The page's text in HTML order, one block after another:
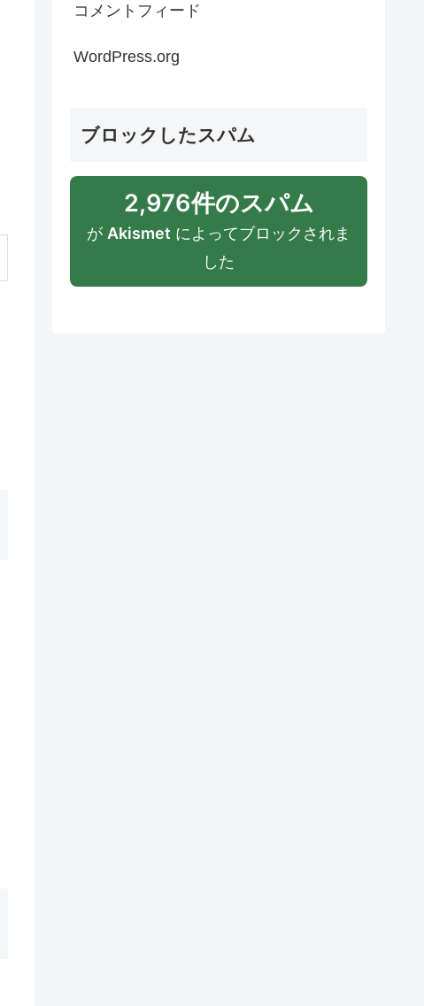
コメントフィード
WordPress.org
ブロックしたスパム
2,976件のスパム
が Akismet によってブロックされま
した